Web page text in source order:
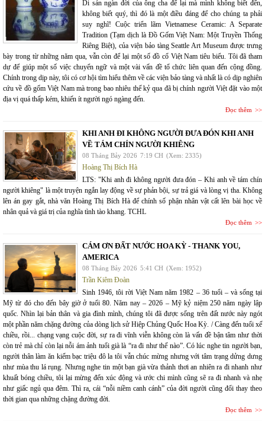
Di sản ngàn đời của ông cha để lại mà mình không biết đến,
không biết quý, thì đó là một điều đáng để cho chúng ta phải
suy nghĩ! Cuộc triển lãm Vietnamese Ceramic: A Separate
Tradition (Tạm dịch là Đồ Gốm Việt Nam: Một Truyền Thống
Riêng Biệt), của viện bảo tàng Seattle Art Museum được trưng
bày trong từ những năm qua, vẫn còn để lại một số đồ cổ Việt Nam tiêu biểu. Tôi đã tham
dự để giúp một số việc chuyển ngữ và một vài vấn đề tổ chức liên quan đến cộng đồng.
Chính trong dịp này, tôi có cơ hội tìm hiểu thêm về các viện bảo tàng và nhất là có dịp nghiên
cứu về đồ gốm Việt Nam mà trong bao nhiêu thế kỷ qua đã bị chính người Việt đặt vào một
địa vị quá thấp kém, khiến ít người ngó ngàng đến.
Đọc thêm
KHI ANH ĐI KHÔNG NGƯỜI ĐƯA ĐÓN KHI ANH
VỀ TÁM CHÍN NGƯỜI KHIÊNG
08 Tháng Bảy 2026 7:19 CH (Xem: 2335)
Hoàng Thị Bích Hà
LTS: "Khi anh đi không người đưa đón – Khi anh về tám chín
người khiêng" là một truyện ngắn lay động về sự phản bội, sự trả giá và lòng vị tha. Không
lên án gay gắt, nhà văn Hoàng Thị Bích Hà để chính số phận nhân vật cất lên bài học về
nhân quả và giá trị của nghĩa tình tào khang. TCHL
Đọc thêm
CÁM ƠN ĐẤT NƯỚC HOA KỲ - THANK YOU,
AMERICA
08 Tháng Bảy 2026 5:41 CH (Xem: 1952)
Trần Kiêm Đoàn
Sinh 1946, tôi rời Việt Nam năm 1982 – 36 tuổi – và sống tại
Mỹ từ đó cho đến bây giờ ở tuổi 80. Năm nay – 2026 – Mỹ kỷ niệm 250 năm ngày lập
quốc. Nhìn lại bản thân và gia đình mình, chúng tôi đã được sống trên đất nước này ngót
một phần năm chặng đường của dòng lịch sử Hiệp Chủng Quốc Hoa Kỳ. / Càng đến tuổi xế
chiều, rồi... chạng vạng cuộc đời, sự ra đi vĩnh viễn không còn là vấn đề bận tâm như thời
còn trẻ mà chỉ còn lại nỗi ám ảnh tuổi già là “ra đi như thế nào”. Có lúc nghe tin người bạn,
người thân làm ăn kiếm bạc triệu đô la tôi vẫn chúc mừng nhưng với tâm trạng dửng dưng
như mùa thu lá rụng. Nhưng nghe tin một bạn già vừa thảnh thơi an nhiên ra đi nhanh như
khuất bóng chiều, tôi lại mừng đến xúc động và ước chi mình cũng sẽ ra đi nhanh và nhẹ
như giấc ngủ qua đêm. Thì ra, cái “nỗi niềm canh cánh” của đời người cũng đổi thay theo
thời gian qua những chặng đường đời.
Đọc thêm